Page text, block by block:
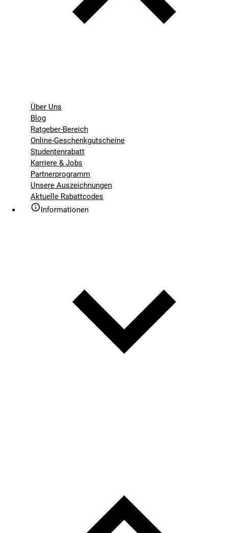
Über Uns
Blog
Ratgeber-Bereich
Online-Geschenkgutscheine
Studentenrabatt
Karriere & Jobs
Partnerprogramm
Unsere Auszeichnungen
Aktuelle Rabattcodes
Informationen